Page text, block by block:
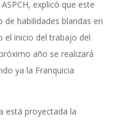
explicó que este
habilidades blandas en
el inicio del trabajo del
año se realizará
ya la Franquicia
está proyectada la